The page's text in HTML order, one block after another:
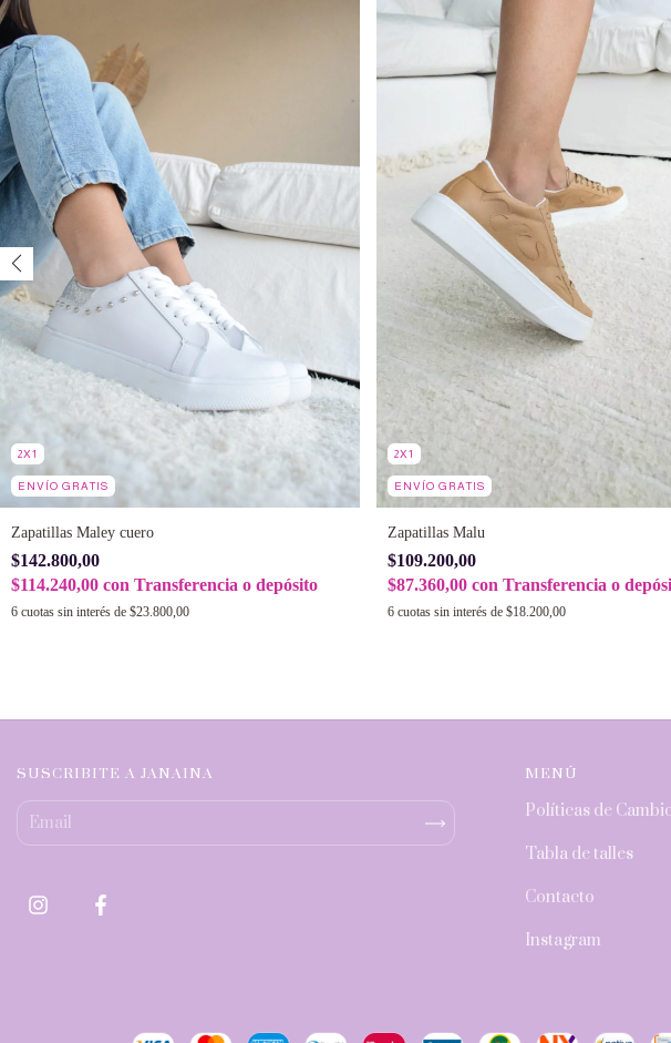
2X1
ENVÍO GRATIS
Zapatillas Maley cuero
$142.800,00
$114.240,00 con Transferencia o depósito
6 cuotas sin interés de $23.800,00
2X1
ENVÍO GRATIS
Zapatillas Malu
$109.200,00
$87.360,00 con Transferencia o
6 cuotas sin interés de $18.200,00
SUSCRIBITE A JANAINA MENÚ
Políticas de
Tabla de talles
Contacto
Instagram